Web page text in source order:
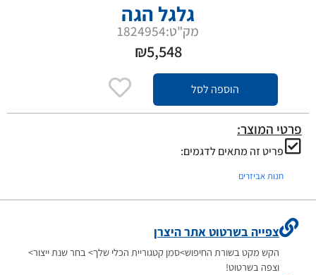
גלגל הגה
מק"ט:1824954
₪5,548
הוספה לסל
פרטי המוצר:
פריט זה מתאים לדגמים:
חנות אביזרים
צפייה בשרטוט אתר היצרן
הקש מקט בשורת החיפוש>סמן קטגוריית הכלי שלך> בחר שנת ייצור>
וצפה בשרטוט!